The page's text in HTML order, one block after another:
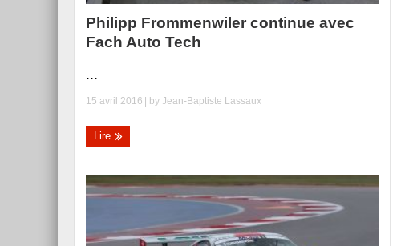
Philipp Frommenwiler continue avec
Fach Auto Tech
...
15 avril 2016 | by Jean-Baptiste Lassaux
Lire